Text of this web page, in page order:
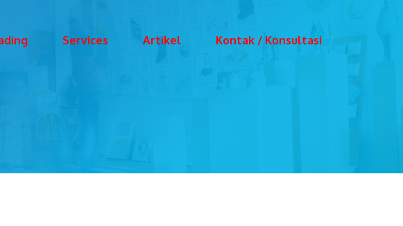
Services Artikel Kontak / Konsultasi